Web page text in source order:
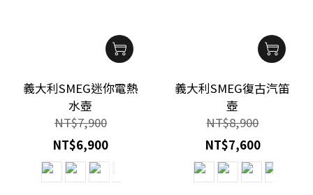
義大利SMEG迷你電熱
水壺
NT$7,900
NT$6,900
義大利SMEG復古汽笛
壺
NT$8,900
NT$7,600